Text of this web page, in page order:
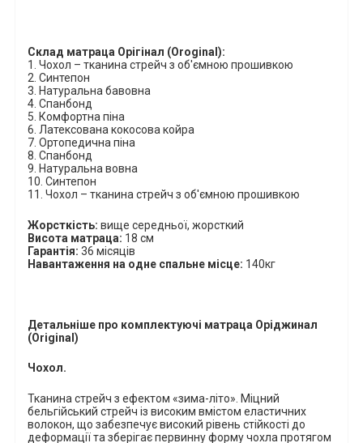
Склад матраца Орігінал (Oroginal ):
1. Чохол – тканина стрейч з об'ємною прошивкою
2. Синтепон
3. Натуральна бавовна
4. Спанбонд
5. Комфортна піна
6. Латексована кокосова койра
7. Ортопедична піна
8. Спанбонд
9. Натуральна вовна
10. Синтепон
11. Чохол – тканина стрейч з об'ємною прошивкою
Жорсткість: вище середньої, жорсткий
Висота матраца: 18 см
Гарантія: 36 місяців
Навантаження на одне спальне місце: 140кг
Детальніше про комплектуючі матраца Оріджинал
(Original )
Чохол.
Тканина стрейч з ефектом «зима-літо». Міцний
бельгійський стрейч із високим вмістом еластичних
волокон, що забезпечує високий рівень стійкості до
деформації та зберігає первинну форму чохла протягом